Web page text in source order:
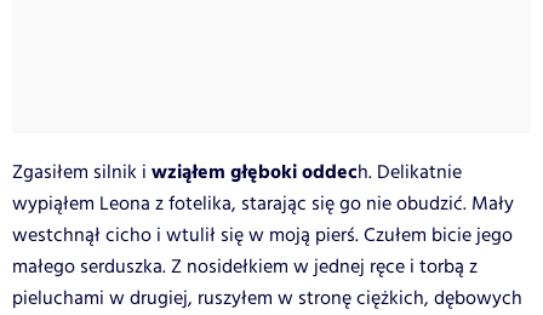
Zgasiłem silnik i wziąłem głęboki oddech. Delikatnie
wypiąłem Leona z fotelika, starając się go nie obudzić. Mały
westchnął cicho i wtulił się w moją pierś. Czułem bicie jego
małego serduszka. Z nosidełkiem w jednej ręce i torbą z
pieluchami w drugiej, ruszyłem w stronę ciężkich, dębowych